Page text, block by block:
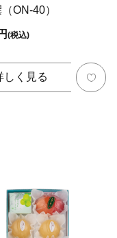
ON-40）
(税込)
しく見る